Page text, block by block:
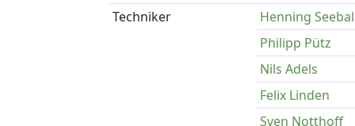
Techniker
Henning
Philipp Pütz
Nils Adels
Felix Linden
Sven Notthoff